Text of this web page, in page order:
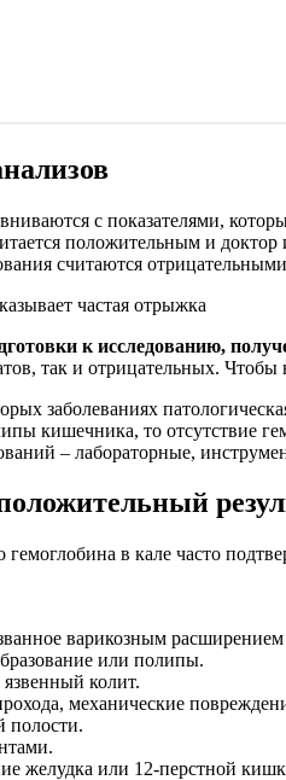
с показателями,
положительным и
считаются
частая отрыжка
к исследованию,
так и отрицательных.
заболеваниях
кишечника, то отсутствие
– лабораторные,
в кале часто
варикозным
или полипы.
колит.
механические
полости.
желудка или 12-перстной